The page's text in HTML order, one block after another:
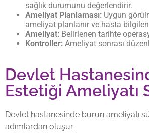
sağlık durumunu değerlendirir.
Ameliyat Planlaması: Uygun
ameliyat planlanır ve hasta
Ameliyat: Belirlenen tarihte
Kontroller: Ameliyat sonrası
Devlet
Estetiği Ameliyatı
Devlet hastanesinde burun ameliyatı
adımlardan oluşur: